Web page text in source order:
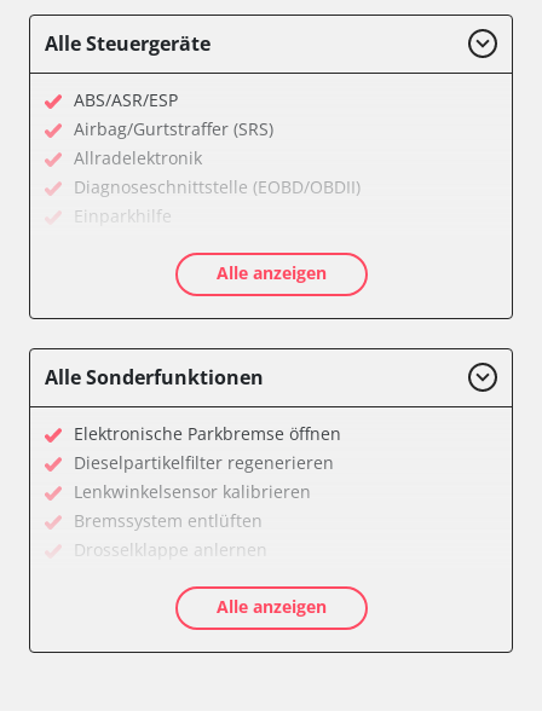
Alle Steuergeräte
ABS/ASR/ESP
Airbag/Gurtstraffer (SRS)
Allradelektronik
Diagnoseschnittstelle (EOBD/OBDII)
Einparkhilfe
Getriebesteuerung
Karosseriesteuerung
Lichtsteuerung
Reifendruckkontrolle (RDK)
Servolenkung
Soundsystem
Wegfahrsperre
Zentralelektronik
Zentralelektronik vorne Beifahrer
Verfügbarkeit abhängig von Modell, Motorisierung, Ausstattung
und Konfiguration
Alle anzeigen
Alle Sonderfunktionen
Elektronische Parkbremse öffnen
Dieselpartikelfilter regenerieren
Lenkwinkelsensor kalibrieren
Bremssystem entlüften
Drosselklappe anlernen
Kraftstofftank entleeren
Elektronische Parkbremse kalibrieren
Alle anzeigen